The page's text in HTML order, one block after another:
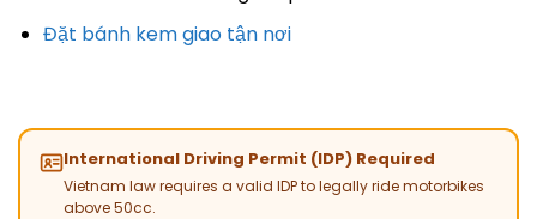
Đặt bánh kem giao tận nơi
International Driving Permit (IDP) Required
Vietnam law requires a valid IDP to legally ride motorbikes
above 50cc.